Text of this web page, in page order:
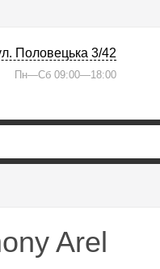
Половецька 3/42
Пн—Сб 09:00—18:00
Arel